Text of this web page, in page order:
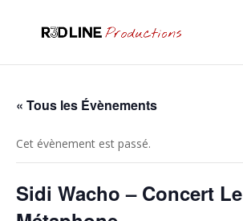
« Tous les Évènements
Cet évènement est passé.
Sidi Wacho – Concert Le